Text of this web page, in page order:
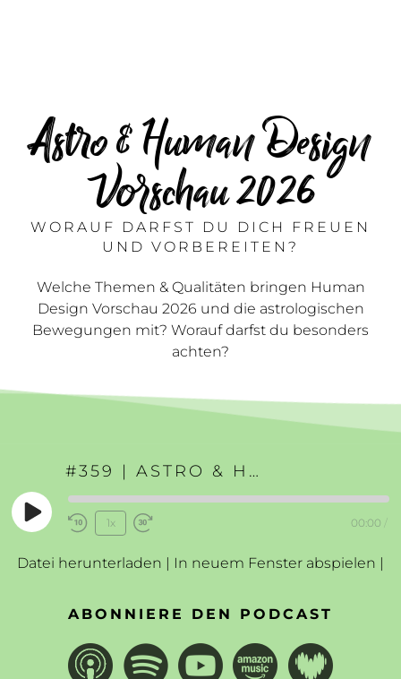
Astro & Human Design
Vorschau 2026
WORAUF DARFST DU DICH FREUEN
UND VORBEREITEN?
Welche Themen & Qualitäten bringen Human
Design Vorschau 2026 und die astrologischen
Bewegungen mit? Worauf darfst du besonders
achten?
#359 | ASTRO & HUMAN DESIGN VORSCHAU 2026
Play
EpisodeRewind
Seconds
1x
30
00:00 /
Datei herunterladen | In neuem Fenster abspielen |
ABONNIERE DEN PODCAST